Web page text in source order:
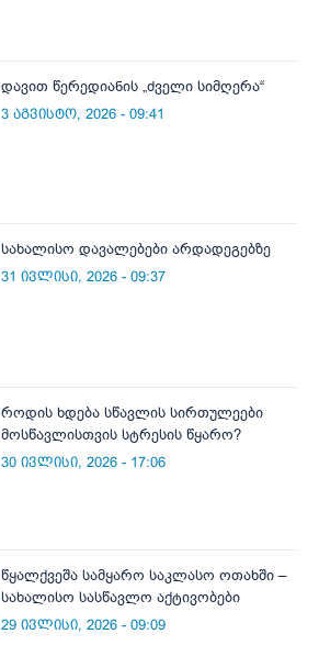
დავით წერედიანის „ძველი სიმღერა“
3 აგვისტო, 2026 - 09:41
სახალისო დავალებები არდადეგებზე
31 ივლისი, 2026 - 09:37
როდის ხდება სწავლის სირთულეები
მოსწავლისთვის სტრესის წყარო?
30 ივლისი, 2026 - 17:06
წყალქვეშა სამყარო საკლასო ოთახში –
სახალისო სასწავლო აქტივობები
29 ივლისი, 2026 - 09:09